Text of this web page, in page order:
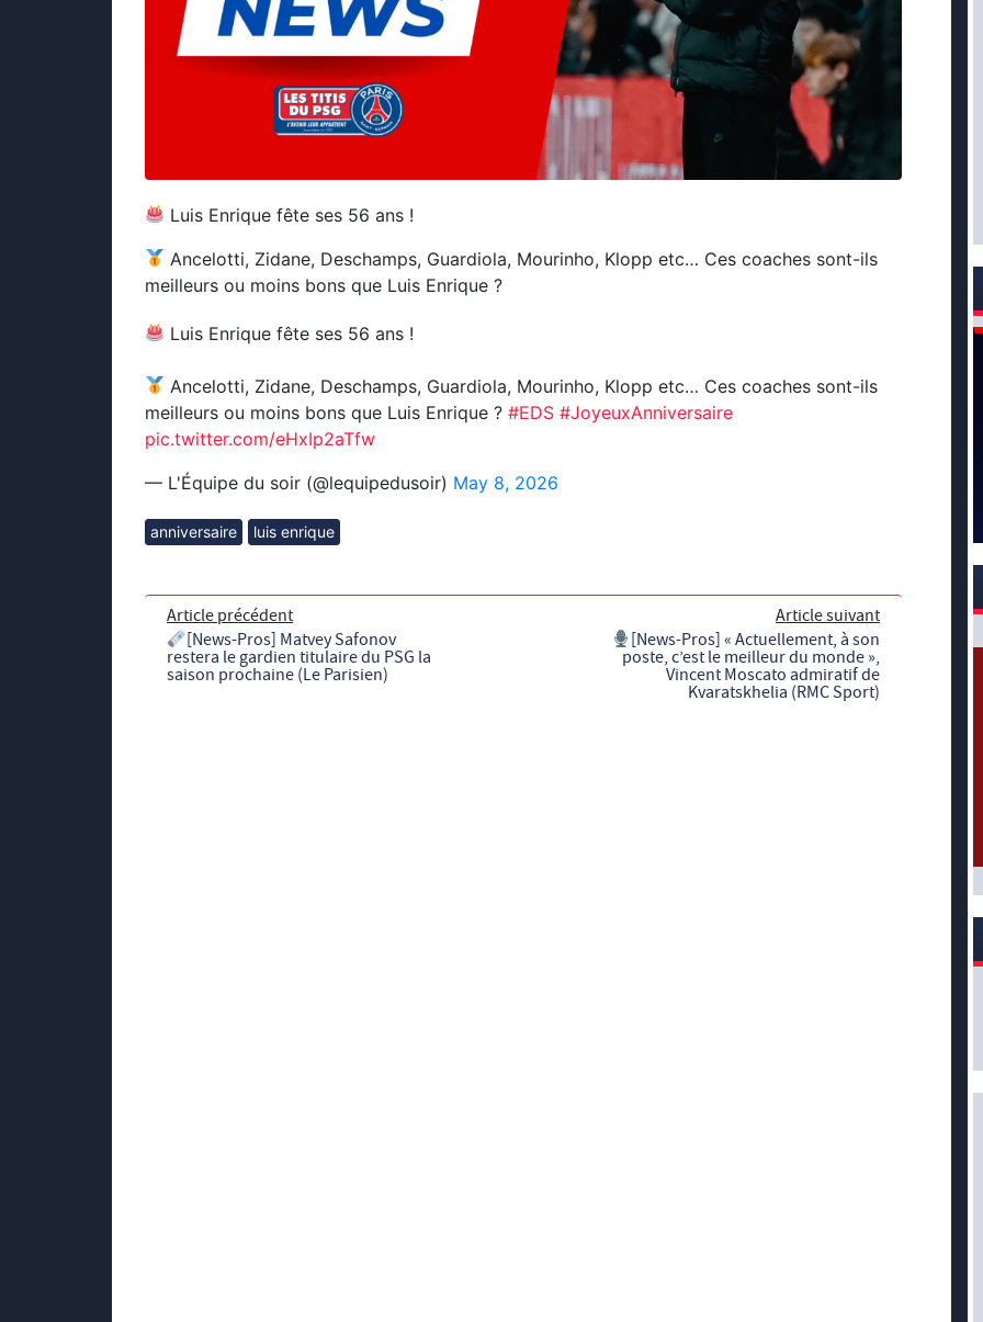
Luis Enrique fête ses 56 ans !
Ancelotti, Zidane, Deschamps, Guardiola, Mourinho, Klopp etc… Ces coaches sont-ils
meilleurs ou moins bons que Luis Enrique ?
Luis Enrique fête ses 56 ans !
Ancelotti, Zidane, Deschamps, Guardiola, Mourinho, Klopp etc… Ces coaches sont-ils
meilleurs ou moins bons que Luis Enrique ? #EDS #JoyeuxAnniversaire
pic.twitter.com/eHxIp2aTfw
— L'Équipe du soir (@lequipedusoir) May 8, 2026
anniversaire luis enrique
Article précédent
[News-Pros] Matvey Safonov
restera le gardien titulaire du PSG la
saison prochaine (Le Parisien)
Article suivant
[News-Pros] « Actuellement, à son
poste, c’est le meilleur du monde »,
Vincent Moscato admiratif de
Kvaratskhelia (RMC Sport)